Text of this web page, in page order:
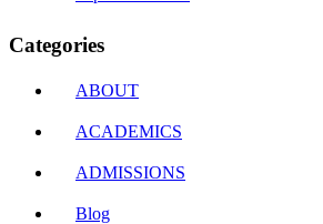
Categories
ABOUT
ACADEMICS
ADMISSIONS
Blog